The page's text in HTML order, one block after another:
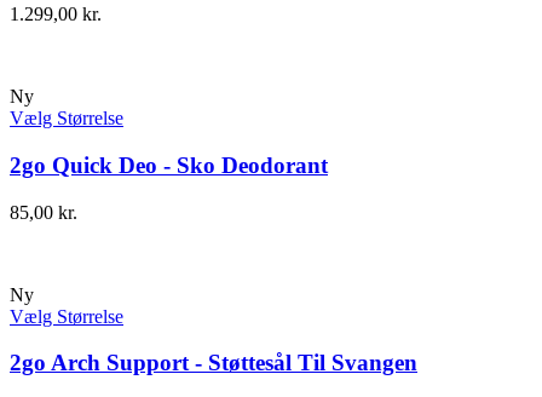
1.299,00 kr.
Ny
Vælg Størrelse
2go Quick Deo - Sko Deodorant
85,00 kr.
Ny
Vælg Størrelse
2go Arch Support - Støttesål Til Svangen